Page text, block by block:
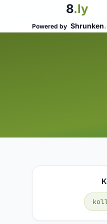
8.ly
Powered by Shrunken